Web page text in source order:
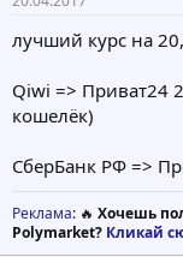
лучший курс на
Qiwi => Приват24
кошелёк)
СберБанк РФ =>
Реклама: 🔥 Хочешь
Polymarket? Кликай